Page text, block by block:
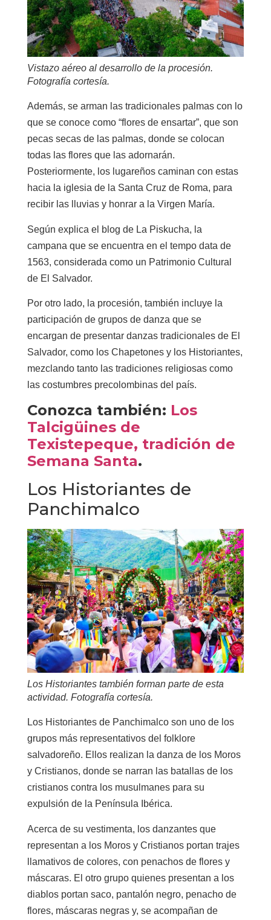
Vistazo aéreo al desarrollo de la procesión.
Fotografía cortesía.
Además, se arman las tradicionales palmas con lo
que se conoce como “flores de ensartar”, que son
pecas secas de las palmas, donde se colocan
todas las flores que las adornarán.
Posteriormente, los lugareños caminan con estas
hacia la iglesia de la Santa Cruz de Roma, para
recibir las lluvias y honrar a la Virgen María.
Según explica el blog de La Piskucha, la
campana que se encuentra en el tempo data de
1563, considerada como un Patrimonio Cultural
de El Salvador.
Por otro lado, la procesión, también incluye la
participación de grupos de danza que se
encargan de presentar danzas tradicionales de El
Salvador, como los Chapetones y los Historiantes,
mezclando tanto las tradiciones religiosas como
las costumbres precolombinas del país.
Conozca también: Los
Talcigüines de
Texistepeque, tradición de
Semana Santa.
Los Historiantes de
Panchimalco
Los Historiantes también forman parte de esta
actividad. Fotografía cortesía.
Los Historiantes de Panchimalco son uno de los
grupos más representativos del folklore
salvadoreño. Ellos realizan la danza de los Moros
y Cristianos, donde se narran las batallas de los
cristianos contra los musulmanes para su
expulsión de la Península Ibérica.
Acerca de su vestimenta, los danzantes que
representan a los Moros y Cristianos portan trajes
llamativos de colores, con penachos de flores y
máscaras. El otro grupo quienes presentan a los
diablos portan saco, pantalón negro, penacho de
flores, máscaras negras y, se acompañan de